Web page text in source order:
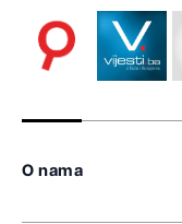
O nama